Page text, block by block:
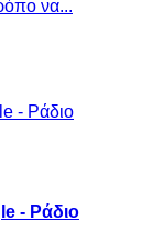
να...
- Ράδιο